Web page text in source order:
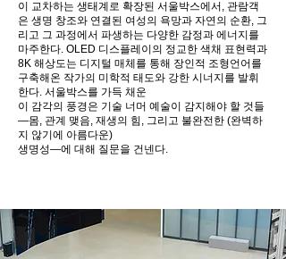
이 교차하는 생태계로 확장된 서울박스에서, 관람객
은 생명 창조와 연결된 여성의 욕망과 자연의 순환, 그
리고 그 과정에서 파생하는 다양한 감정과 에너지를
마주한다. OLED 디스플레이의 정교한 색채 표현력과
8K 해상도는 디지털 매체를 통해 장인적 조형언어를
구축해온 작가의 미학적 태도와 강한 시너지를 발휘
한다. 서울박스를 가득 채운
이 감각의 풍경은 기술 너머 예술이 감지해야 할 것들
—몸, 관계 맺음, 재생의 힘, 그리고 불완전한 (완벽하
지 않기에 아름다운)
생명성—에 대해 질문을 건넨다.